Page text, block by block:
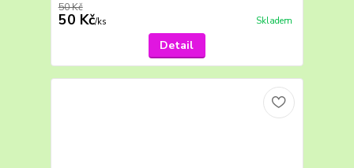
50 Kč
50 Kč/ks Skladem
Detail